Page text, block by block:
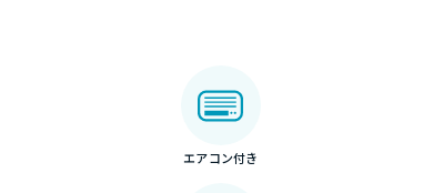
エアコン付き